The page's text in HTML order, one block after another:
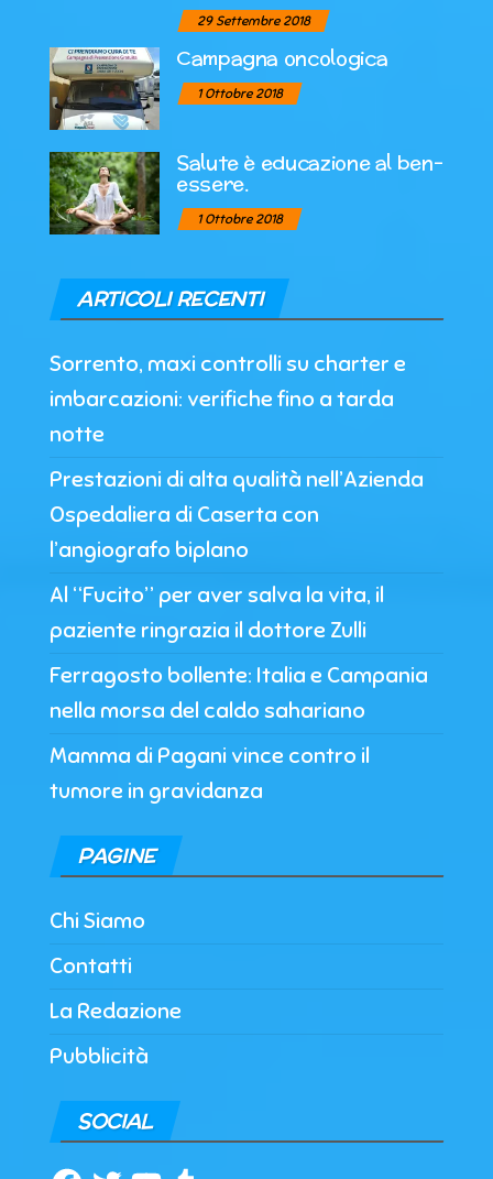
29 Settembre 2018
Campagna oncologica
1 Ottobre 2018
Salute è educazione al ben-
essere.
1 Ottobre 2018
ARTICOLI RECENTI
Sorrento, maxi controlli su charter e
imbarcazioni: verifiche fino a tarda
notte
Prestazioni di alta qualità nell’Azienda
Ospedaliera di Caserta con
l’angiografo biplano
Al “Fucito” per aver salva la vita, il
paziente ringrazia il dottore Zulli
Ferragosto bollente: Italia e Campania
nella morsa del caldo sahariano
Mamma di Pagani vince contro il
tumore in gravidanza
PAGINE
Chi Siamo
Contatti
La Redazione
Pubblicità
SOCIAL